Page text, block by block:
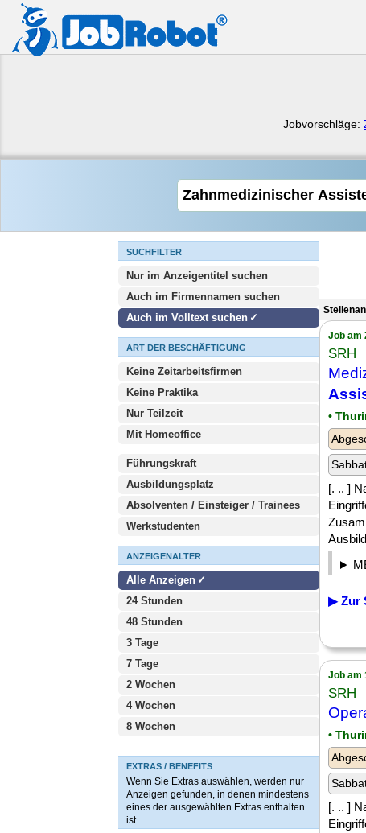
Jobvorschläge:
SUCHFILTER
Nur im Anzeigentitel suchen
Auch im Firmennamen suchen
Auch im Volltext suchen
ART DER BESCHÄFTIGUNG
Keine Zeitarbeitsfirmen
Keine Praktika
Nur Teilzeit
Mit Homeoffice
Führungskraft
Ausbildungsplatz
Absolventen / Einsteiger / Trainees
Werkstudenten
ANZEIGENALTER
Alle Anzeigen
24 Stunden
48 Stunden
3 Tage
7 Tage
2 Wochen
4 Wochen
8 Wochen
EXTRAS / BENEFITS
Wenn Sie Extras auswählen, werden nur
Anzeigen gefunden, in denen mindestens
eines der ausgewählten Extras enthalten
ist
Job am
SRH
•
[. .. ]
▶ Zur
Job am
SRH
•
[. .. ]